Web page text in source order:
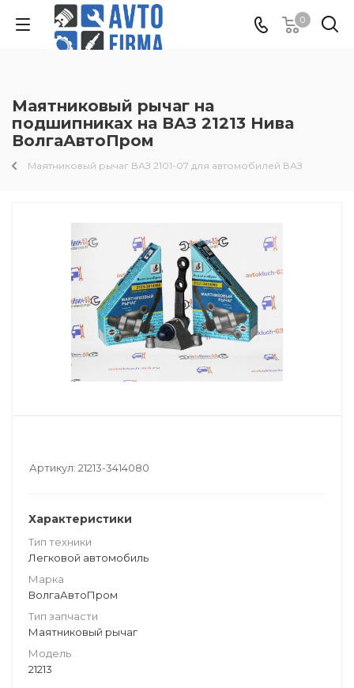
0
Маятниковый рычаг на
подшипниках на ВАЗ 21213 Нива
ВолгаАвтоПром
Маятниковый рычаг ВАЗ 2101-07 для автомобилей ВАЗ
Артикул: 21213-3414080
Характеристики
Тип техники
Легковой автомобиль
Марка
ВолгаАвтоПром
Тип запчасти
Маятниковый рычаг
Модель
21213